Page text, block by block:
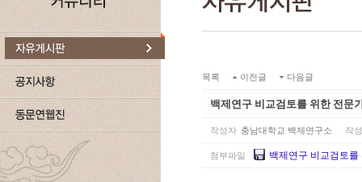
목록 이전글 다음글
백제연구 비교검토를 위한 전문
작성자 충남대학교 백제연구소 작
첨부파일 백제연구 비교검토